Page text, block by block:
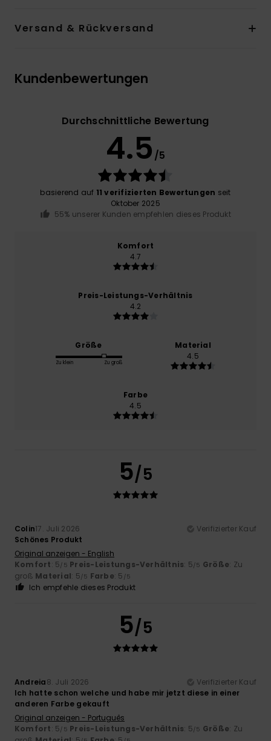
Versand & Rückversand
Kundenbewertungen
Durchschnittliche Bewertung
4.5 /5
basierend auf 11 verifizierten Bewertungen seit
Oktober 2025
55% unserer Kunden empfehlen dieses Produkt
Komfort
4.7
Preis-Leistungs-Verhältnis
4.2
Größe
Zu klein Zu groß
Material
4.5
Farbe
4.5
5/5
Colin17. Juli 2026
Verifizierter Kauf
Schönes Produkt
Original anzeigen - English
Komfort: 5/5 Preis-Leistungs-Verhältnis: 5/5 Größe: Zu
groß Material: 5/5 Farbe: 5 /5
Ich empfehle dieses Produkt
5/5
Andreia8. Juli 2026
Verifizierter Kauf
Ich hatte schon welche und habe mir jetzt diese in einer
anderen Farbe gekauft
Original anzeigen - Português
Komfort: 5/5 Preis-Leistungs-Verhältnis: 5/5 Größe: Zu